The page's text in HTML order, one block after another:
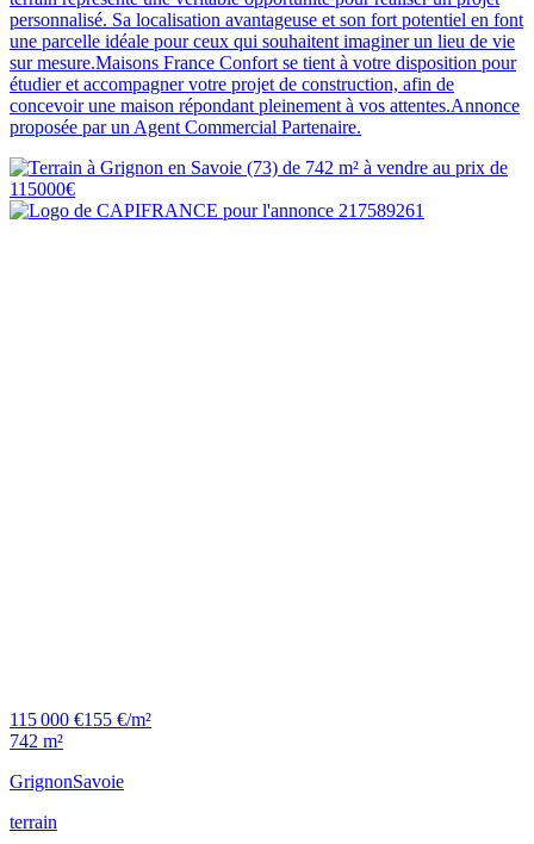
personnalisé. Sa localisation avantageuse et son fort potentiel en font
une parcelle idéale pour ceux qui souhaitent imaginer un lieu de vie
sur mesure.Maisons France Confort se tient à votre disposition pour
étudier et accompagner votre projet de construction, afin de
concevoir une maison répondant pleinement à vos attentes.Annonce
proposée par un Agent Commercial Partenaire.
115 000 €155 €/m²
742 m²
GrignonSavoie
terrain